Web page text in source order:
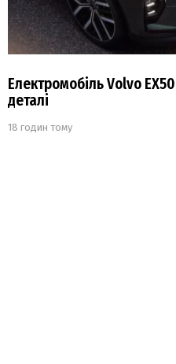
Електромобіль Volvo
деталі
18 годин тому